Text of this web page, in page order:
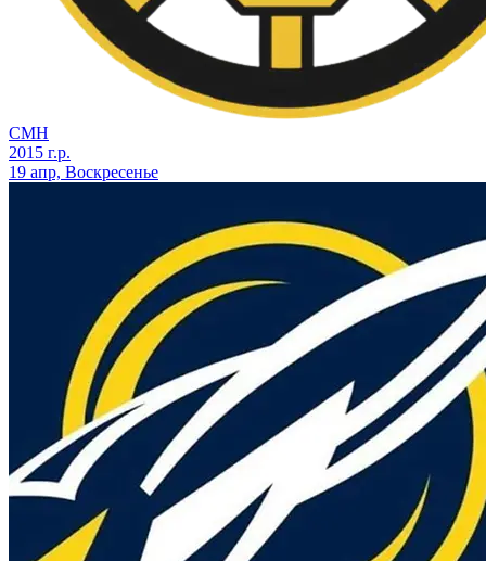
СМН
2015 г.р.
19 апр, Воскресенье